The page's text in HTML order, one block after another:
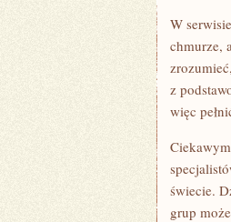
W
chmurze,
z
więc
świecie.
grup